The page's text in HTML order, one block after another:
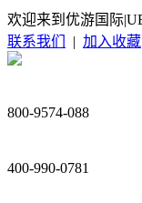
欢迎来到优游国际
联系我们
| 加入收藏
800-9574-088
400-990-0781